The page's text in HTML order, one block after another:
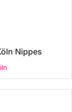
Nippes